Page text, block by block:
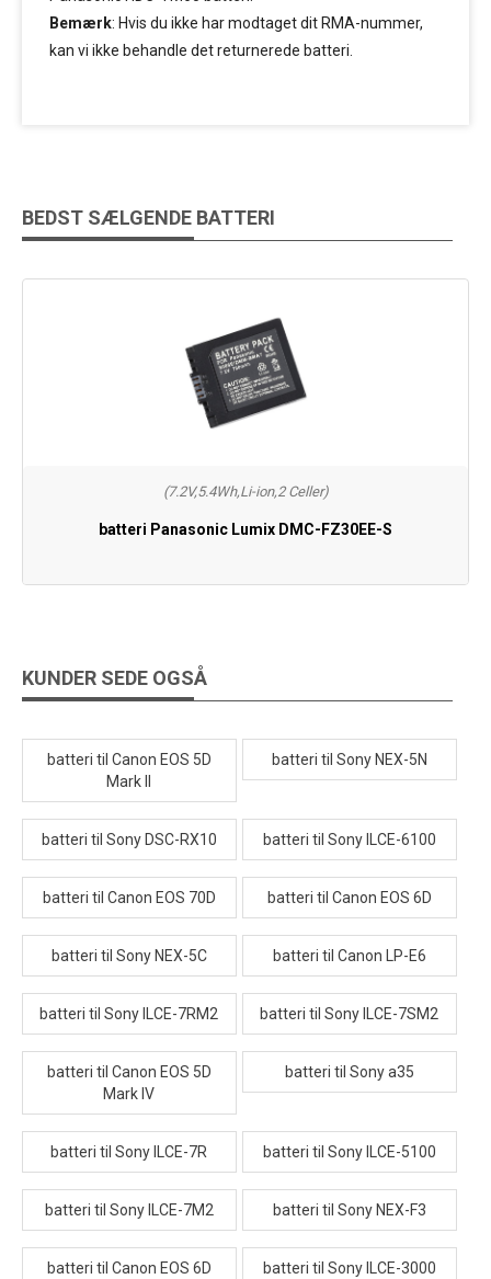
Bemærk: Hvis du ikke har modtaget dit RMA-nummer,
kan vi ikke behandle det returnerede batteri.
BEDST SÆLGENDE BATTERI
(7.2V,5.4Wh,Li-ion,2 Celler)
batteri Panasonic Lumix DMC-FZ30EE-S
KUNDER SEDE OGSÅ
batteri til Canon EOS 5D
Mark II
batteri til Sony NEX-5N
batteri til Sony DSC-RX10 batteri til Sony ILCE-6100
batteri til Canon EOS 70D batteri til Canon EOS 6D
batteri til Sony NEX-5C batteri til Canon LP-E6
batteri til Sony ILCE-7RM2 batteri til Sony ILCE-7SM2
batteri til Canon EOS 5D
Mark IV
batteri til Sony a35
batteri til Sony ILCE-7R batteri til Sony ILCE-5100
batteri til Sony ILCE-7M2 batteri til Sony NEX-F3
batteri til Canon EOS 6D
batteri til Sony ILCE-3000